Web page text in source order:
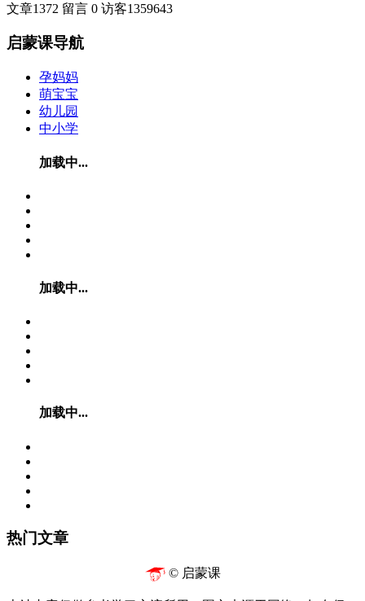
文章1372 留言 0 访客1359643
启蒙课导航
孕妈妈
萌宝宝
幼儿园
中小学
加载中...
加载中...
加载中...
热门文章
© 启蒙课